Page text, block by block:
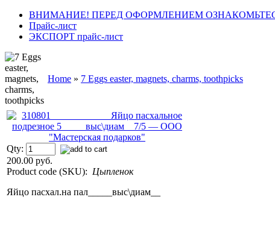
ВНИМАНИЕ! ПЕРЕД ОФОРМЛЕНИЕМ
Прайс-лист
ЭКСПОРТ прайс-лист
Home » 7 Eggs easter, magnets, charms, toothpicks
Qty:
200.00 руб.
Product code (SKU): Цыпленок
Яйцо пасхал.на пал_____выс\диам__